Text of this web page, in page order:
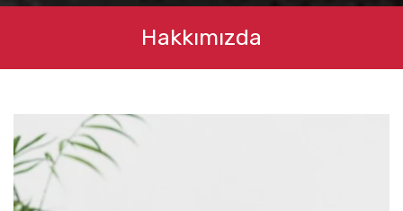
Hakkımızda